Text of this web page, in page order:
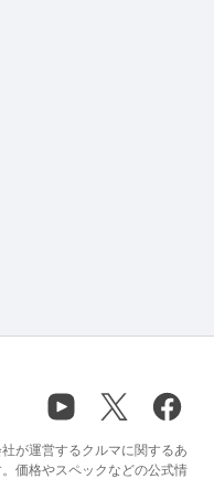
が運営するクルマに関するあ
価格やスペックなどの公式情